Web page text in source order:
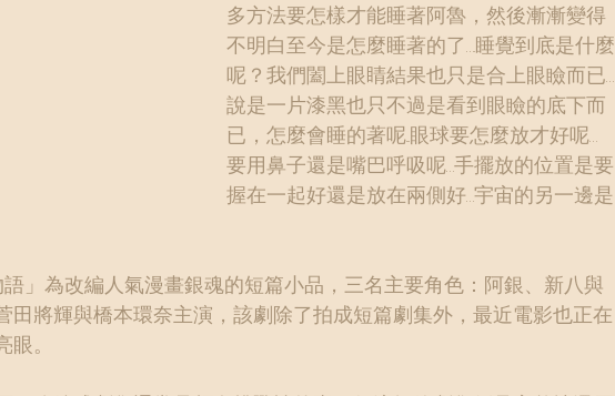
多方法要怎樣才能睡著阿魯，然後漸漸變得
不明白至今是怎麼睡著的了….睡覺到底是什麼
呢？我們闔上眼睛結果也只是合上眼瞼而已…
說是一片漆黑也只不過是看到眼瞼的底下而
已，怎麼會睡的著呢...眼球要怎麼放才好呢…
要用鼻子還是嘴巴呼吸呢…手擺放的位置是要
握在一起好還是放在兩側好…宇宙的另一邊是
語」為改編人氣漫畫銀魂的短篇小品，三名主要角色：阿銀、新八與
田將輝與橋本環奈主演，該劇除了拍成短篇劇集外，最近電影也正在
。